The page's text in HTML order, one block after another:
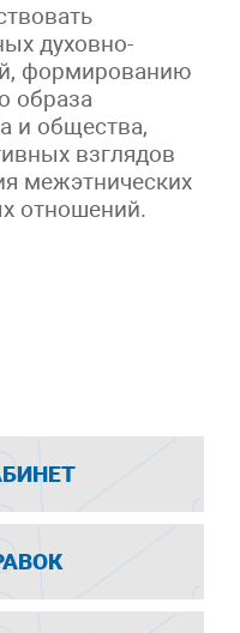
духовно-
формированию
образа
и общества,
взглядов
межэтнических
отношений.